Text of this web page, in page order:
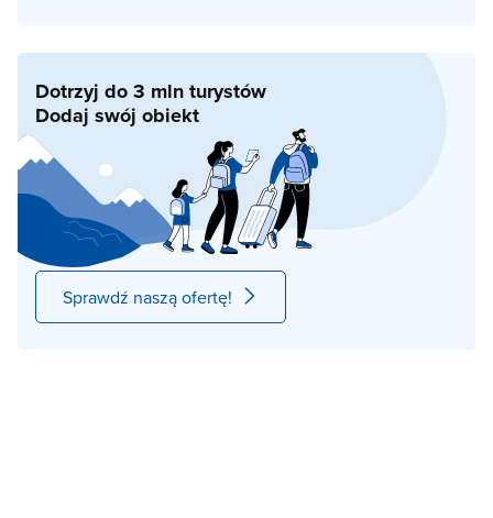
Dotrzyj do 3 mln turystów
Dodaj swój obiekt
Sprawdź naszą ofertę!